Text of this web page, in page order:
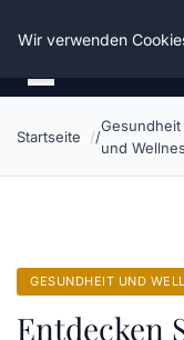
Die Schnitter
Startseite
Gesundheit
und
GESUNDHEIT UND
Entdecken
Wir verwenden